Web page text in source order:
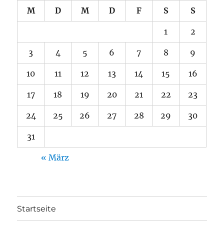
M D M D F S S
1 2
3 4 5 6 7 8 9
10 11 12 13 14 15 16
17 18 19 20 21 22 23
24 25 26 27 28 29 30
31
« März
Startseite